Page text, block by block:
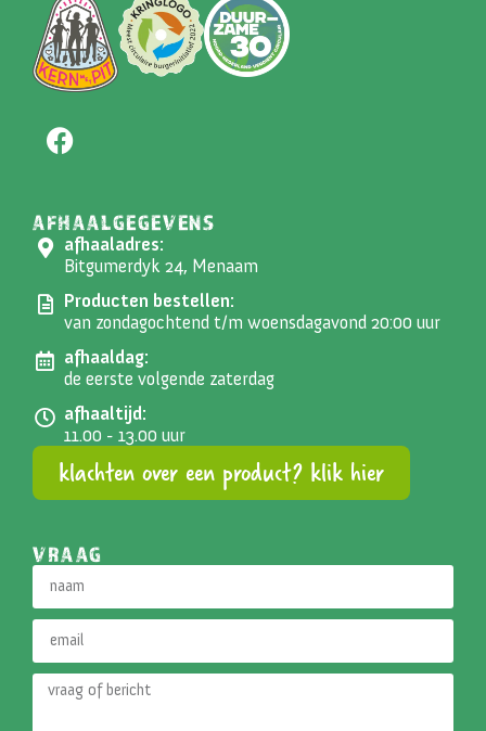
AFHAALGEGEVENS
afhaaladres:
Bitgumerdyk 24, Menaam
Producten bestellen:
van zondagochtend t/m woensdagavond 20:00 uur
afhaaldag:
de eerste volgende zaterdag
afhaaltijd:
11.00 - 13.00 uur
klachten over een product? klik hier
VRAAG